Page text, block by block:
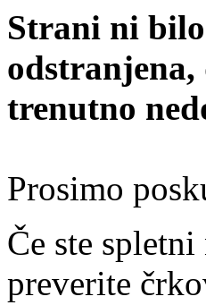
Strani ni
odstranjena,
trenutno
Prosimo
Če ste
preverite